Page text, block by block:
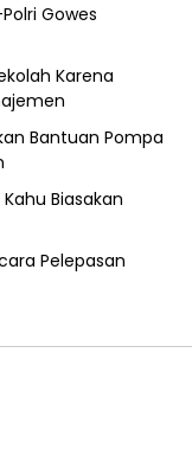
Gowes
Karena
Bantuan Pompa
Kahu Biasakan
Pelepasan